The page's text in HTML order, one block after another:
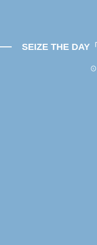
SEIZE THE DAY